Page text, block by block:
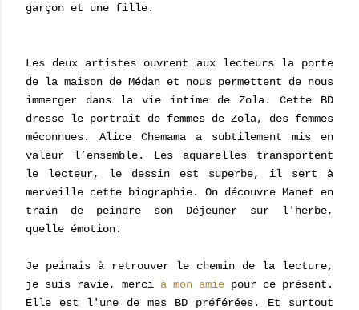
garçon et une fille.
Les deux artistes ouvrent aux lecteurs la porte
de la maison de Médan et nous permettent de nous
immerger dans la vie intime de Zola. Cette BD
dresse le portrait de femmes de Zola, des femmes
méconnues. Alice Chemama a subtilement mis en
valeur l’ensemble. Les aquarelles transportent
le lecteur, le dessin est superbe, il sert à
merveille cette biographie. On découvre Manet en
train de peindre son Déjeuner sur l'herbe,
quelle émotion.
Je peinais à retrouver le chemin de la lecture,
je suis ravie, merci à mon amie pour ce présent.
Elle est l'une de mes BD préférées. Et surtout